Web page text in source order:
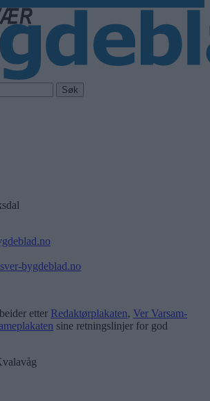
bygdeblad.no
etter Redaktørplakaten, Ver Varsam-
sine retningslinjer for god